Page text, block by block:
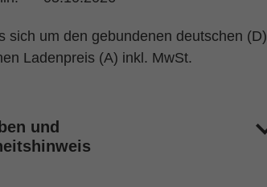
sich um den gebundenen deutschen (D)
Ladenpreis (A) inkl. MwSt.
und